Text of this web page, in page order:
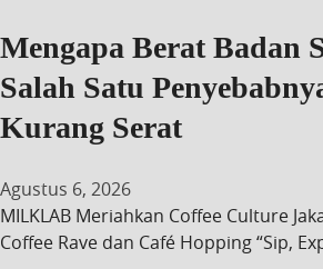
Mengapa Berat Badan
Salah Satu
Kurang Serat
Agustus 6, 2026
MILKLAB Meriahkan Coffee Culture
Coffee Rave dan Café Hopping “Sip,